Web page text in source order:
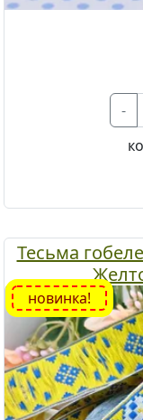
-
Тесьма
новинка!